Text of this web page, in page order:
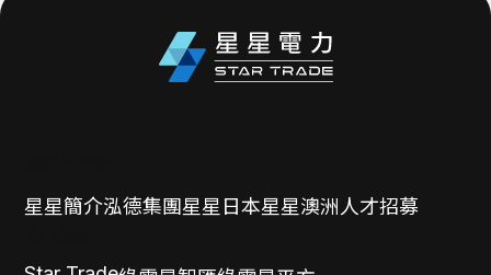
星星簡介泓德集團星星日本星星澳洲 人才招募